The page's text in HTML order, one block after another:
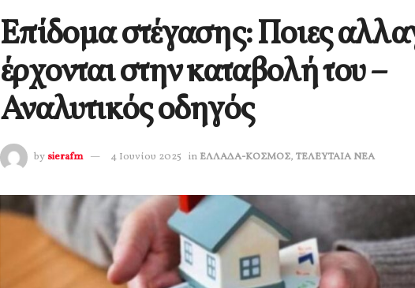
Επίδομα στέγασης: Ποιες
έρχονται στην καταβολή του –
Αναλυτικός οδηγός
by sierafm 4 Ιουνίου 2025 in ΕΛΛΑΔΑ-ΚΟΣΜΟΣ, ΤΕΛΕΥΤΑΙΑ ΝΕΑ